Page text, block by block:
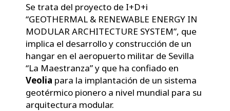
Se trata del proyecto de I+D+i
“GEOTHERMAL & RENEWABLE ENERGY IN
MODULAR ARCHITECTURE SYSTEM”, que
implica el desarrollo y construcción de un
hangar en el aeropuerto militar de Sevilla
“La Maestranza” y que ha confiado en
Veolia para la implantación de un sistema
geotérmico pionero a nivel mundial para su
arquitectura modular.